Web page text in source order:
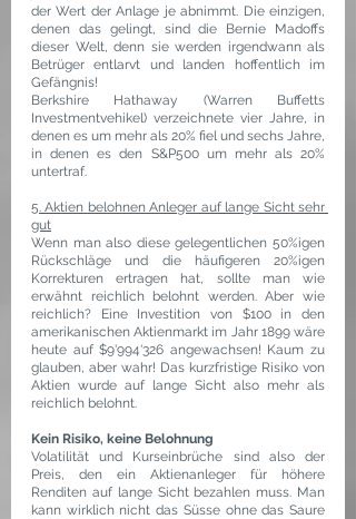
der Wert der Anlage je abnimmt. Die einzigen,
denen das gelingt, sind die Bernie Madoffs
dieser Welt, denn sie werden irgendwann als
Betrüger entlarvt und landen hoffentlich im
Gefängnis!
Berkshire Hathaway (Warren Buffetts
Investmentvehikel) verzeichnete vier Jahre, in
denen es um mehr als 20% fiel und sechs Jahre,
in denen es den S&P500 um mehr als 20%
untertraf.
5. Aktien belohnen Anleger auf lange Sicht sehr
gut
Wenn man also diese gelegentlichen 50%igen
Rückschläge und die häufigeren 20%igen
Korrekturen ertragen hat, sollte man wie
erwähnt reichlich belohnt werden. Aber wie
reichlich? Eine Investition von $100 in den
amerikanischen Aktienmarkt im Jahr 1899 wäre
heute auf $9'994'326 angewachsen! Kaum zu
glauben, aber wahr! Das kurzfristige Risiko von
Aktien wurde auf lange Sicht also mehr als
reichlich belohnt.
Kein Risiko, keine Belohnung
Volatilität und Kurseinbrüche sind also der
Preis, den ein Aktienanleger für höhere
Renditen auf lange Sicht bezahlen muss. Man
kann wirklich nicht das Süsse ohne das Saure